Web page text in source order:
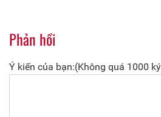
Phản hồi
Ý kiến của bạn:(Không quá 1000